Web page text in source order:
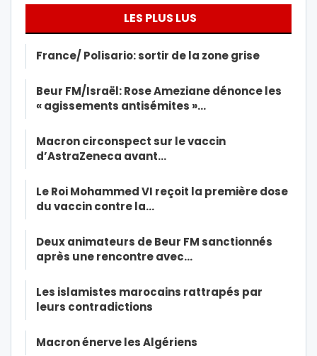
LES PLUS LUS
France/ Polisario: sortir de la zone grise
Beur FM/Israël: Rose Ameziane dénonce les
« agissements antisémites »…
Macron circonspect sur le vaccin
d’AstraZeneca avant…
Le Roi Mohammed VI reçoit la première dose
du vaccin contre la…
Deux animateurs de Beur FM sanctionnés
après une rencontre avec…
Les islamistes marocains rattrapés par
leurs contradictions
Macron énerve les Algériens